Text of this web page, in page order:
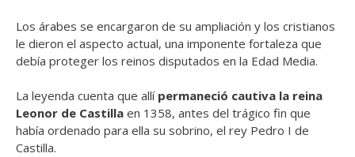
Los árabes se encargaron de su ampliación y los cristianos
le dieron el aspecto actual, una imponente fortaleza que
debía proteger los reinos disputados en la Edad Media.
La leyenda cuenta que allí permaneció cautiva la reina
Leonor de Castilla en 1358, antes del trágico fin que
había ordenado para ella su sobrino, el rey Pedro I de
Castilla.